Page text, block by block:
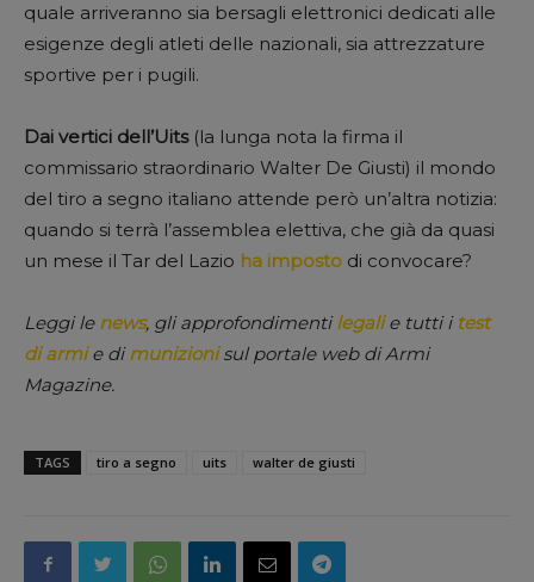
quale arriveranno sia bersagli elettronici dedicati alle
esigenze degli atleti delle nazionali, sia attrezzature
sportive per i pugili.
Dai vertici dell’Uits(la lunga nota la firma il
commissario straordinario Walter De Giusti) il mondo
del tiro a segno italiano attende però un’altra notizia:
quando si terrà l’assemblea elettiva, che già da quasi
un mese il Tar del Lazio ha imposto di convocare?
Leggi le news, gli approfondimentilegalie tutti i test
di armie dimunizionisul portale web di Armi
Magazine.
TAGS tiro a segno uits walter de giusti